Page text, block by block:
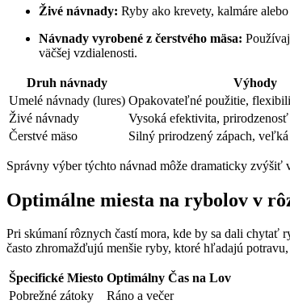
Živé návnady: Ryby ako krevety, kalmáre
Návnady vyrobené z čerstvého mäsa:
väčšej vzdialenosti.
Druh návnady Výhody
Umelé návnady (lures) Opakovateľné použitie,
Živé návnady
Vysoká efektivita, prirodzenosť
Čerstvé mäso
Silný prirodzený zápach,
Správny výber týchto návnad môže dramaticky zvýšiť
Optimálne miesta na rybolov v
Pri skúmaní rôznych častí mora, kde by sa dali chytať
často zhromažďujú menšie ryby, ktoré hľadajú
Špecifické Miesto Optimálny Čas na Lov
Pobrežné zátoky
Ráno a večer